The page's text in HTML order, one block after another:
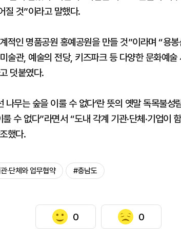
질 것”이라고 말했다.
적인 명품공원 홍예공원을 만들 것”이라며 “용
술관, 예술의 전당, 키즈파크 등 다양한 문화예
덧붙였다.
나무는 숲을 이룰 수 없다’란 뜻의 옛말 독목불
수 없다”라면서 “도내 각계 기관·단체·기업이
했다.
·단체와 업무협약 #충남도
0 0